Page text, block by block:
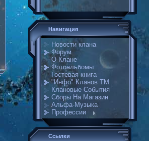
Навигация
Новости клана
Форум
О Клане
Фотоальбомы
Гостевая книга
"Инфо" Кланов ТМ
Клановые События
Сборы На Магазин
Альфа-Музыка
Профессии
Ссылки